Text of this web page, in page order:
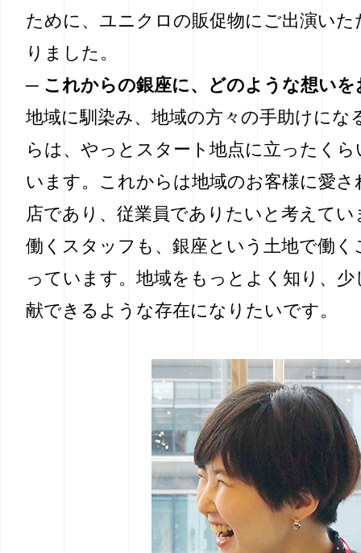
ために、ユニクロの販促物にご出演い
りました。
─ これからの銀座に、どのような想いを
地域に馴染み、地域の方々の手助けにな
らは、やっとスタート地点に立ったく
います。これからは地域のお客様に愛さ
店であり、従業員でありたいと考えてい
働くスタッフも、銀座という土地で働く
っています。地域をもっとよく知り、
献できるような存在になりたいです。